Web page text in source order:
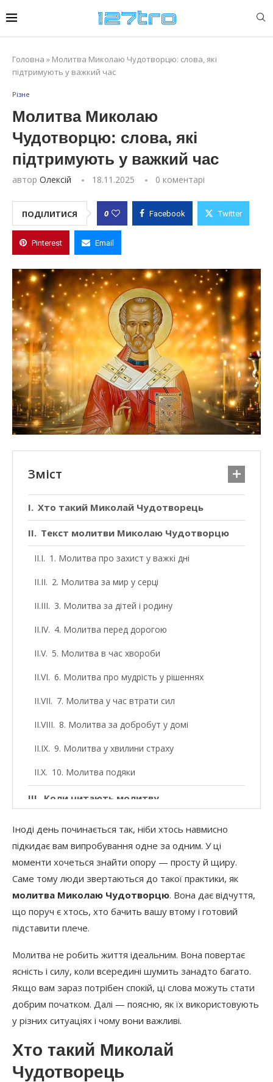
Головна » Молитва Миколаю Чудотворцю: слова, які
підтримують у важкий час
Різне
Молитва Миколаю
Чудотворцю: слова, які
підтримують у важкий час
автор Олексій 18.11.2025 0 коментарі
ПОДІЛИТИСЯ 0 Facebook Twitter
Pinterest Email
Зміст
Хто такий Миколай Чудотворець
Текст молитви Миколаю Чудотворцю
1. Молитва про захист у важкі дні
2. Молитва за мир у серці
3. Молитва за дітей і родину
4. Молитва перед дорогою
5. Молитва в час хвороби
6. Молитва про мудрість у рішеннях
7. Молитва у час втрати сил
8. Молитва за добробут у домі
9. Молитва у хвилини страху
10. Молитва подяки
Коли читають молитву
Турбота про родину
Як додати молитву у щоденне життя
Маленькі традиції
Іноді день починається так, ніби хтось навмисно
підкидає вам випробування одне за одним. У ці
моменти хочеться знайти опору — просту й щиру.
Саме тому люди звертаються до такої практики, як
молитва Миколаю Чудотворцю. Вона дає відчуття,
що поруч є хтось, хто бачить вашу втому і готовий
підставити плече.
Молитва не робить життя ідеальним. Вона повертає
ясність і силу, коли всередині шумить занадто багато.
Якщо вам зараз потрібен спокій, ці слова можуть стати
добрим початком. Далі — поясню, як їх використовують
у різних ситуаціях і чому вони важливі.
Хто такий Миколай
Чудотворець